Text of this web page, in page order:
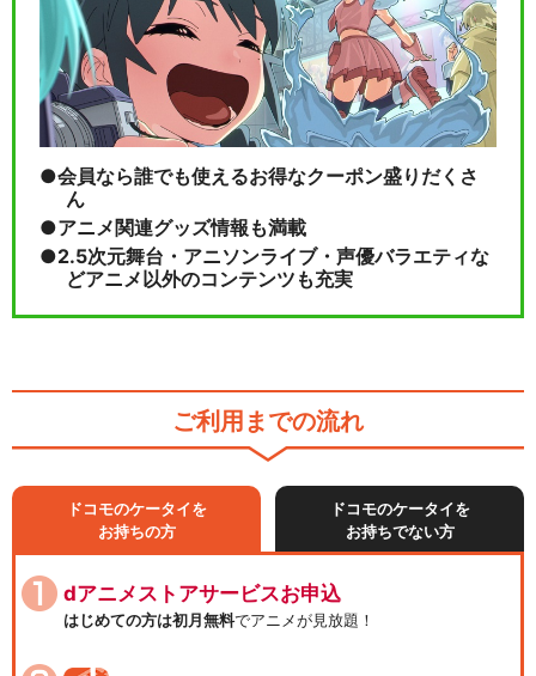
さらば宇宙戦艦ヤマト 愛の戦
士たち
閉じる
会員なら誰でも使えるお得なクーポン盛りだくさ
ん
アニメ関連グッズ情報も満載
2.5次元舞台・アニソンライブ・声優バラエティな
どアニメ以外のコンテンツも充実
ご利用までの流れ
ドコモのケータイを
お持ちの方
ドコモのケータイを
お持ちでない方
dアニメストアサービスお申込
はじめての方は初月無料でアニメが見放題！